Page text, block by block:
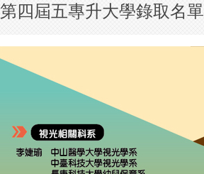
第四屆五專升大學錄取名單